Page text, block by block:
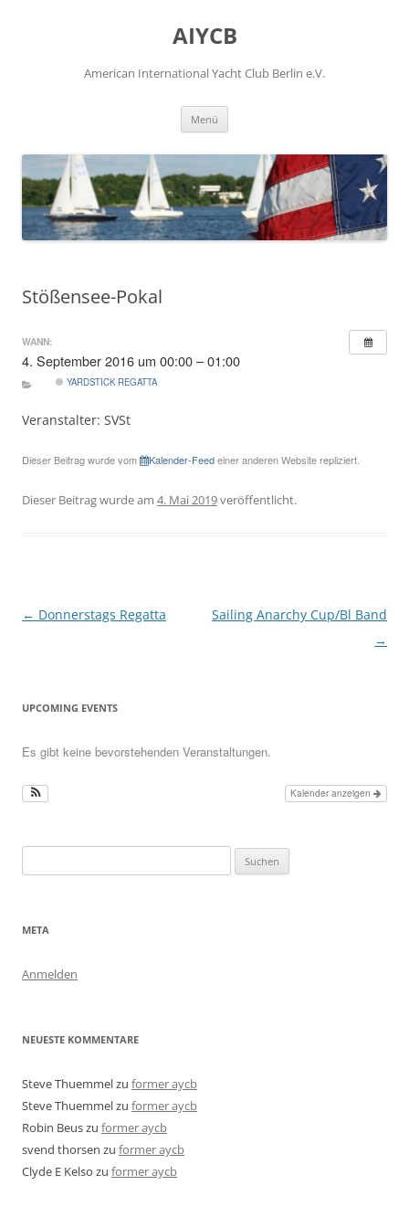
AIYCB
American International Yacht Club Berlin e.V.
Menü
Stößensee-Pokal
WANN:
4. September 2016 um 00:00 – 01:00
YARDSTICK REGATTA
Veranstalter: SVSt
Dieser Beitrag wurde vom Kalender-Feedeiner anderen Website repliziert.
Dieser Beitrag wurde am 4. Mai 2019veröffentlicht.
Beitragsnavigation
← Donnerstags Regatta
Sailing Anarchy Cup/Bl Band
→
UPCOMING EVENTS
Es gibt keine bevorstehenden Veranstaltungen.
Kalender anzeigen
nach:
META
Anmelden
NEUESTE KOMMENTARE
Steve Thuemmelzu former aycb
Steve Thuemmelzu former aycb
Robin Beuszu former aycb
svend thorsen zu former aycb
Clyde E Kelso zu former aycb